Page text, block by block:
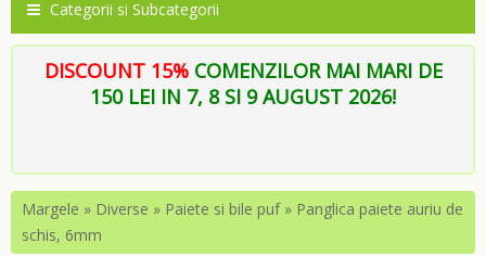
Categorii si Subcategorii
DISCOUNT 15% COMENZILOR MAI MARI DE
150 LEI IN 7, 8 SI 9 AUGUST 2026!
Margele » Diverse » Paiete si bile puf» Panglica paiete auriu de
schis, 6mm